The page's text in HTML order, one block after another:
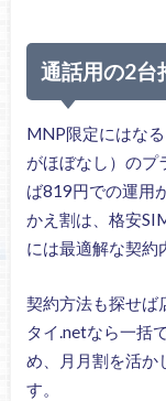
通話用の2台
MNP限定にはな
がほぼなし）の
ば819円での運用
かえ割は、格安
には最適解な契約
契約方法も探せば
タイ.netなら一括
め、月月割を活か
す。